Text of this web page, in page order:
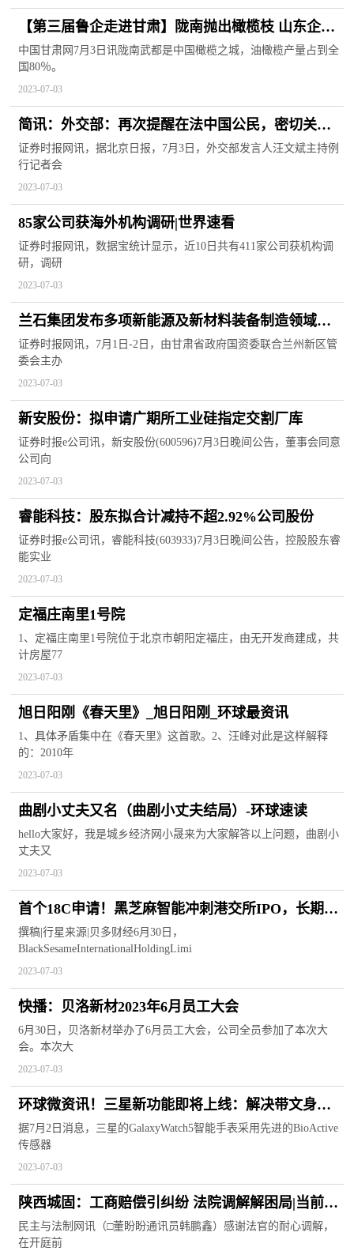
【第三届鲁企走进甘肃】陇南抛出橄榄枝 山东企业
精深加工萃取橄榄叶
中国甘肃网7月3日讯陇南武都是中国橄榄之城，油橄榄产量占到全
国80％。
2023-07-03
简讯：外交部：再次提醒在法中国公民，密切关注
当地治安形势、谨慎外出
证券时报网讯，据北京日报，7月3日，外交部发言人汪文斌主持例
行记者会
2023-07-03
85家公司获海外机构调研|世界速看
证券时报网讯，数据宝统计显示，近10日共有411家公司获机构调
研，调研
2023-07-03
兰石集团发布多项新能源及新材料装备制造领域新
产品 助力经济高质量发展
证券时报网讯，7月1日-2日，由甘肃省政府国资委联合兰州新区管
委会主办
2023-07-03
​新安股份：拟申请广期所工业硅指定交割厂库
证券时报e公司讯，新安股份(600596)7月3日晚间公告，董事会同意
公司向
2023-07-03
睿能科技：股东拟合计减持不超2.92%公司股份
证券时报e公司讯，睿能科技(603933)7月3日晚间公告，控股股东睿
能实业
2023-07-03
定福庄南里1号院
1、定福庄南里1号院位于北京市朝阳定福庄，由无开发商建成，共
计房屋77
2023-07-03
旭日阳刚《春天里》_旭日阳刚_环球最资讯
1、具体矛盾集中在《春天里》这首歌。2、汪峰对此是这样解释
的：2010年
2023-07-03
曲剧小丈夫又名（曲剧小丈夫结局）-环球速读
hello大家好，我是城乡经济网小晟来为大家解答以上问题，曲剧小
丈夫又
2023-07-03
首个18C申请！黑芝麻智能冲刺港交所IPO，长期
“倒贴”为哪般？ 环球短讯
撰稿|行星来源|贝多财经6月30日，
BlackSesameInternationalHoldingLimi
2023-07-03
快播：贝洛新材2023年6月员工大会
6月30日，贝洛新材举办了6月员工大会，公司全员参加了本次大
会。本次大
2023-07-03
环球微资讯！三星新功能即将上线：解决带文身用
户的佩戴检测问题
据7月2日消息，三星的GalaxyWatch5智能手表采用先进的BioActive
传感器
2023-07-03
陕西城固：工商赔偿引纠纷 法院调解解困局|当前快
讯
民主与法制网讯（□董盼盼通讯员韩鹏鑫）感谢法官的耐心调解，
在开庭前